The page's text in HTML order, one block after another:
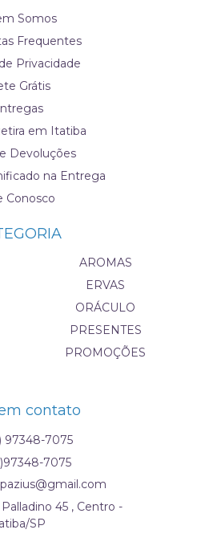
Somos
Frequentes
Privacidade
Grátis
em Itatiba
Devoluções
na Entrega
Conosco
AROMAS
ERVAS
ORÁCULO
PRESENTES
PROMOÇÕES
contato
97348-7075
7075
45 , Centro -
SP